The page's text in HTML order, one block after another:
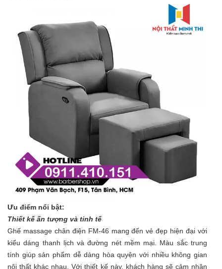
Ưu điểm nổi bật:
Thiết kế ấn tượng và tinh tế
Ghế massage chân điện FM-46 mang đến vẻ đẹp hiện đại với
kiểu dáng thanh lịch và đường nét mềm mại. Màu sắc trung
tính giúp sản phẩm dễ dàng hòa quyện với nhiều không gian
nội thất khác nhau. Với thiết kế này, khách hàng sẽ cảm nhận